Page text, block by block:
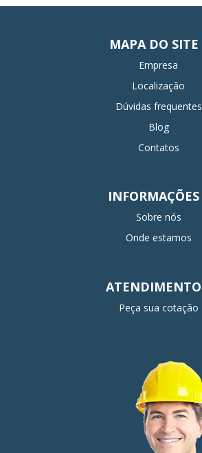
MAPA DO SITE
Empresa
Localização
Dúvidas frequentes
Blog
Contatos
INFORMAÇÕES
Sobre nós
Onde estamos
ATENDIMENTO
Peça sua cotação